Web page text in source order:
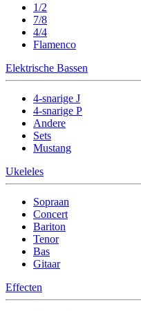
1/2
7/8
4/4
Flamenco
Elektrische Bassen
4-snarige J
4-snarige P
Andere
Sets
Mustang
Ukeleles
Sopraan
Concert
Bariton
Tenor
Bas
Gitaar
Effecten